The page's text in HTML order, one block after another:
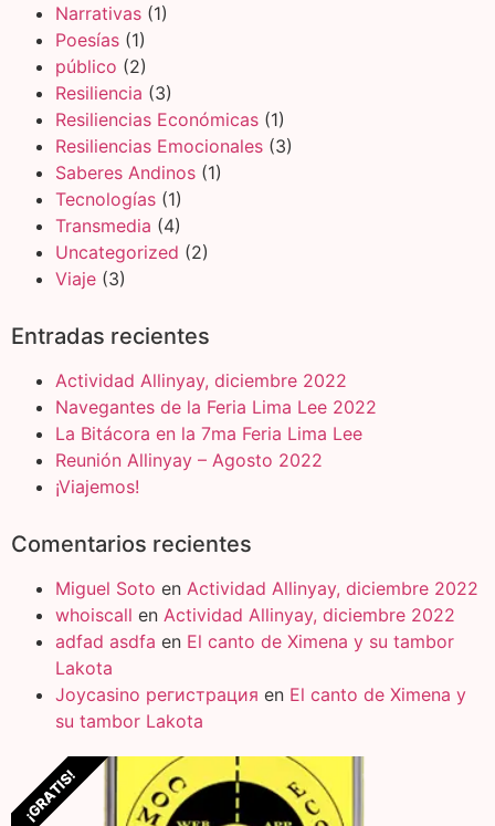
Narrativas (1)
Poesías (1)
público (2)
Resiliencia (3)
Resiliencias Económicas (1)
Resiliencias Emocionales (3)
Saberes Andinos (1)
Tecnologías (1)
Transmedia (4)
Uncategorized (2)
Viaje (3)
Entradas recientes
Actividad Allinyay, diciembre 2022
Navegantes de la Feria Lima Lee 2022
La Bitácora en la 7ma Feria Lima Lee
Reunión Allinyay – Agosto 2022
¡Viajemos!
Comentarios recientes
Miguel Soto en Actividad Allinyay, diciembre 2022
whoiscall en Actividad Allinyay, diciembre 2022
adfad asdfa en El canto de Ximena y su tambor
Lakota
Joycasino регистрация en El canto de Ximena y
su tambor Lakota
¡GRATIS!